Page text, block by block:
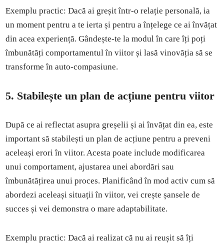
Exemplu practic: Dacă ai greșit într-o relație personală, ia
un moment pentru a te ierta și pentru a înțelege ce ai învățat
din acea experiență. Gândește-te la modul în care îți poți
îmbunătăți comportamentul în viitor și lasă vinovăția să se
transforme în auto-compasiune.
5. Stabilește un plan de acțiune pentru viitor
După ce ai reflectat asupra greșelii și ai învățat din ea, este
important să stabilești un plan de acțiune pentru a preveni
aceleași erori în viitor. Acesta poate include modificarea
unui comportament, ajustarea unei abordări sau
îmbunătățirea unui proces. Planificând în mod activ cum să
abordezi aceleași situații în viitor, vei crește șansele de
succes și vei demonstra o mare adaptabilitate.
Exemplu practic: Dacă ai realizat că nu ai reușit să îți